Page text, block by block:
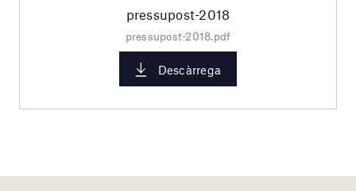
pressupost-2018
pressupost-2018.pdf
Descàrrega